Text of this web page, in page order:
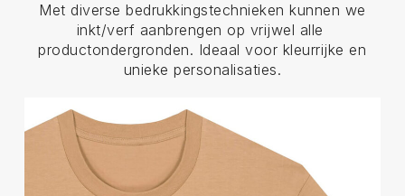
Met diverse bedrukkingstechnieken kunnen we
inkt/verf aanbrengen op vrijwel alle
productondergronden. Ideaal voor kleurrijke en
unieke personalisaties.